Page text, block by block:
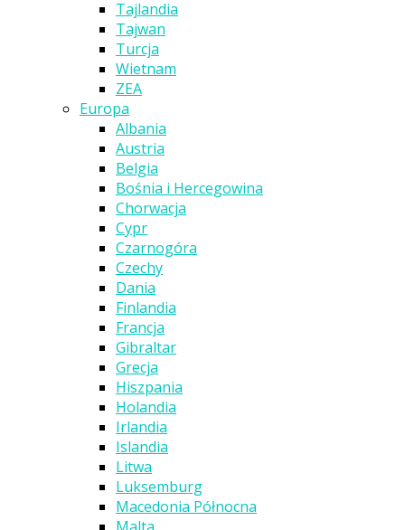
Tajlandia
Tajwan
Turcja
Wietnam
ZEA
Europa
Albania
Austria
Belgia
Bośnia i Hercegowina
Chorwacja
Cypr
Czarnogóra
Czechy
Dania
Finlandia
Francja
Gibraltar
Grecja
Hiszpania
Holandia
Irlandia
Islandia
Litwa
Luksemburg
Macedonia Północna